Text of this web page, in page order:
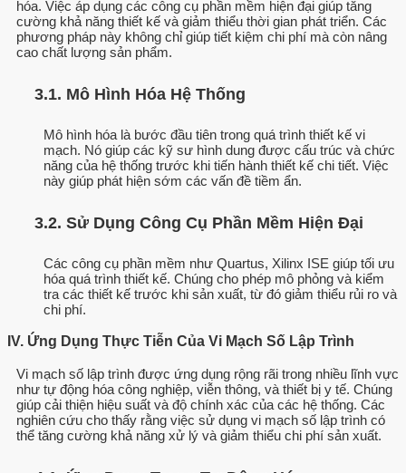
hóa. Việc áp dụng các công cụ phần mềm hiện đại giúp tăng
cường khả năng thiết kế và giảm thiểu thời gian phát triển. Các
phương pháp này không chỉ giúp tiết kiệm chi phí mà còn nâng
cao chất lượng sản phẩm.
3.1. Mô Hình Hóa Hệ Thống
Mô hình hóa là bước đầu tiên trong quá trình thiết kế vi
mạch. Nó giúp các kỹ sư hình dung được cấu trúc và chức
năng của hệ thống trước khi tiến hành thiết kế chi tiết. Việc
này giúp phát hiện sớm các vấn đề tiềm ẩn.
3.2. Sử Dụng Công Cụ Phần Mềm Hiện Đại
Các công cụ phần mềm như Quartus, Xilinx ISE giúp tối ưu
hóa quá trình thiết kế. Chúng cho phép mô phỏng và kiểm
tra các thiết kế trước khi sản xuất, từ đó giảm thiểu rủi ro và
chi phí.
IV. Ứng Dụng Thực Tiễn Của Vi Mạch Số Lập Trình
Vi mạch số lập trình được ứng dụng rộng rãi trong nhiều lĩnh vực
như tự động hóa công nghiệp, viễn thông, và thiết bị y tế. Chúng
giúp cải thiện hiệu suất và độ chính xác của các hệ thống. Các
nghiên cứu cho thấy rằng việc sử dụng vi mạch số lập trình có
thể tăng cường khả năng xử lý và giảm thiểu chi phí sản xuất.